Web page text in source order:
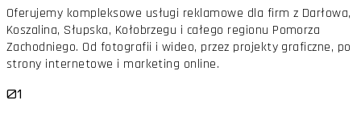
Oferujemy kompleksowe usługi reklamowe dla firm z Darłowa,
Koszalina, Słupska, Kołobrzegu i całego regionu Pomorza
Zachodniego. Od fotografii i wideo, przez projekty graficzne, po
strony internetowe i marketing online.
01